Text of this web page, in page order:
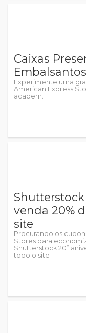
Caixas
Embalsantos
Experimente uma
American Express
acabem.
venda 20%
site
Procurando os
Stores para
Shutterstock 20º
todo o site